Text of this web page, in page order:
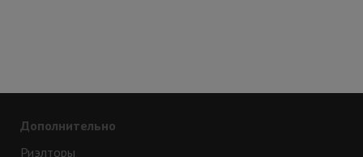
Дополнительно
Риэлторы